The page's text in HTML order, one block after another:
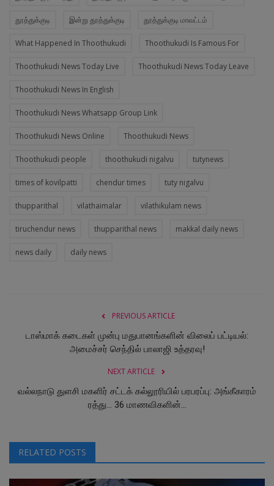
தூத்துக்குடி இன்று தூத்துக்குடி தூத்துக்குடி மாவட்டம்
What Happened In Thoothukudi Thoothukudi Is Famous For
Thoothukudi News Today Live Thoothukudi News Today Leave
Thoothukudi News In English
Thoothukudi News Whatsapp Group Link
Thoothukudi News Online Thoothukudi News
Thoothukudi people thoothukudi nigalvu tutynews
times of kovilpatti chendur times tuty nigalvu
thupparithal vilathaimalar vilathikulam news
tiruchendur news thupparithal news makkal daily news
news daily daily news
PREVIOUS ARTICLE
டாஸ்மாக் கடைகள் முன்பு மதுபானங்களின் விலைப் பட்டியல்:
அமைச்சர் செந்தில் பாலாஜி உத்தரவு!
NEXT ARTICLE
வல்லநாடு துளசி மகளிர் சட்டக் கல்லூரியில் பரபரப்பு: அங்கீகாரம்
ரத்து... 36 மாணவிகளின்...
RELATED POSTS